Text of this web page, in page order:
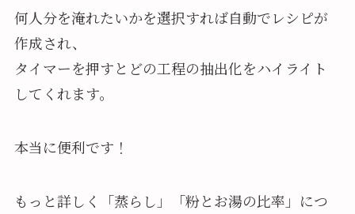
何人分を淹れたいかを選択すれば自動でレシピが
作成され、
タイマーを押すとどの工程の抽出化をハイライト
してくれます。
本当に便利です！
もっと詳しく「蒸らし」「粉とお湯の比率」につ